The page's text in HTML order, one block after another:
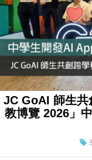
JC GoAI 師生共
教博覽 2026」